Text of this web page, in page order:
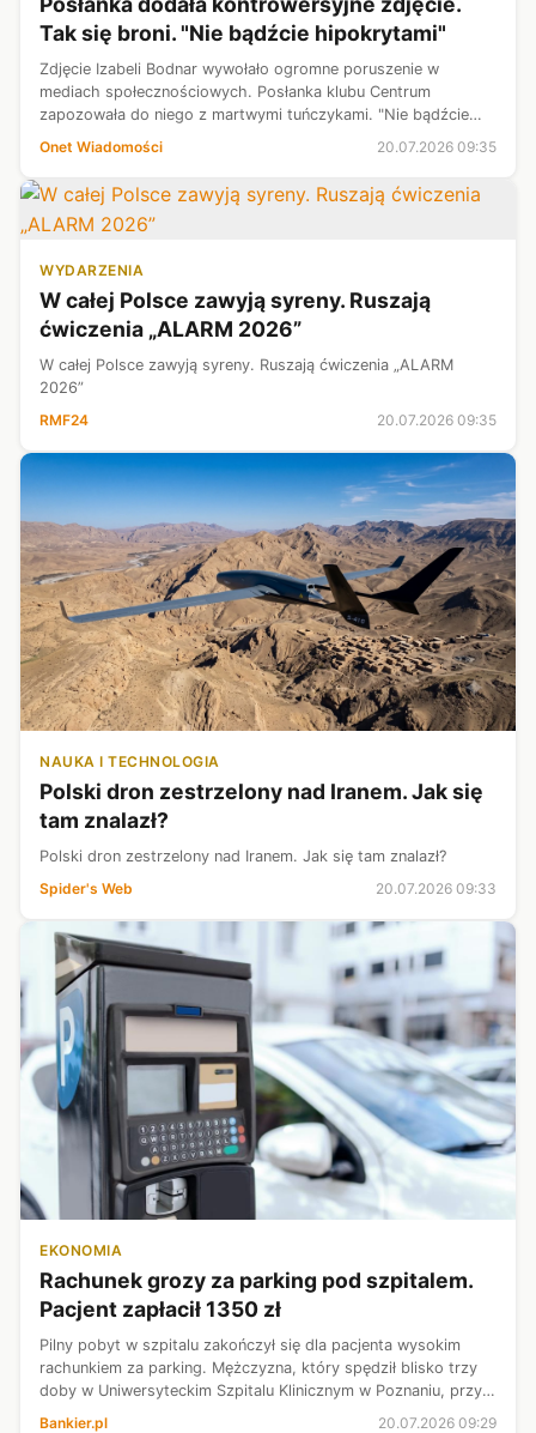
Tak się broni. "Nie bądźcie hipokrytami"
Zdjęcie Izabeli Bodnar wywołało ogromne poruszenie w
mediach społecznościowych. Posłanka klubu Centrum
zapozowała do niego z martwymi tuńczykami. "Nie bądźcie
hipokrytami, każde sushi, każda ryba, każdy kotlet, który
jecie, pochodzi od złowionego lub...
Onet Wiadomości 20.07.2026 09:35
WYDARZENIA
W całej Polsce zawyją syreny. Ruszają
ćwiczenia „ALARM 2026”
W całej Polsce zawyją syreny. Ruszają ćwiczenia „ALARM
2026”
RMF24
20.07.2026 09:35
NAUKA I TECHNOLOGIA
Polski dron zestrzelony nad Iranem. Jak się
tam znalazł?
Polski dron zestrzelony nad Iranem. Jak się tam znalazł?
Spider's Web
20.07.2026 09:33
EKONOMIA
Rachunek grozy za parking pod szpitalem.
Pacjent zapłacił 1350 zł
Pilny pobyt w szpitalu zakończył się dla pacjenta wysokim
rachunkiem za parking. Mężczyzna, który spędził blisko trzy
doby w Uniwersyteckim Szpitalu Klinicznym w Poznaniu, przy
Bankier.pl 20.07.2026 09:29